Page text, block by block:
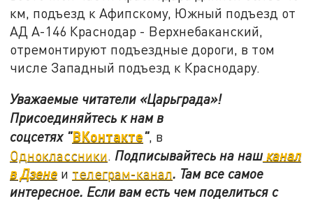
км, подъезд к Афипскому, Южный подъезд от
АД А-146 Краснодар - Верхнебаканский,
отремонтируют подъездные дороги, в том
числе Западный подъезд к Краснодару.
Уважаемые читатели «Царьграда»!
Присоединяйтесь к нам в
соцсетях "ВКонтакте", в
Одноклассники. Подписывайтесь на нашканал
в Дзене и телеграм-канал. Там все самое
интересное. Если вам есть чем поделиться с